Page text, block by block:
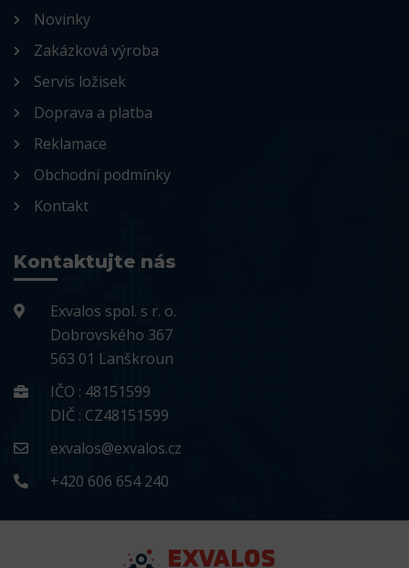
Novinky
Zakázková výroba
Servis ložisek
Doprava a platba
Reklamace
Obchodní podmínky
Kontakt
Kontaktujte nás
Exvalos spol. s r. o.
Dobrovského 367
563 01 Lanškroun
IČO : 48151599
DIČ : CZ48151599
exvalos@exvalos.cz
+420 606 654 240